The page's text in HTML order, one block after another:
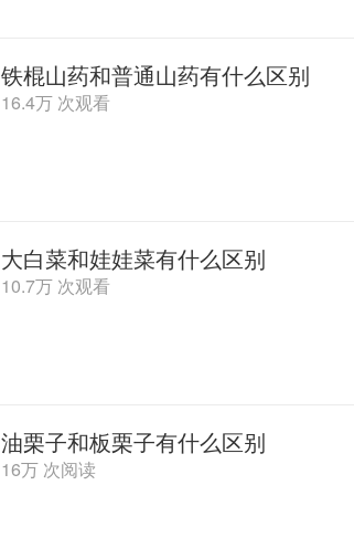
铁棍山药和普通山药有什么区别
16.4万 次观看
大白菜和娃娃菜有什么区别
10.7万 次观看
油栗子和板栗子有什么区别
16万 次阅读